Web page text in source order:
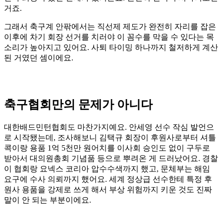
거죠.
그래서 축구계 안팎에서는 직선제 제도가 완전히 자리를 잡은
이후에 차기 회장 선거를 치러야 이 꼼수를 막을 수 있다는 목
소리가 높아지고 있어요. 사퇴 타이밍 하나까지 철저하게 계산
된 거였던 셈이에요.
축구협회만의 문제가 아니다
대한배드민턴협회도 마찬가지예요. 안세영 선수 작심 발언으
로 시작됐는데, 조사해보니 김택규 회장이 후원사로부터 셔틀
콕이랑 용품 1억 5천만 원어치를 이사회 승인도 없이 구두로
받아서 대의원총회 기념품 등으로 뿌려온 게 드러났어요. 경찰
이 협회랑 요넥스 코리아 압수수색까지 했고, 문체부는 해임
요구에 수사 의뢰까지 했어요. 세계 정상급 선수한테 특정 후
원사 용품을 강제로 쓰게 해서 부상 위험까지 키운 것도 진짜
말이 안 되는 부분이에요.